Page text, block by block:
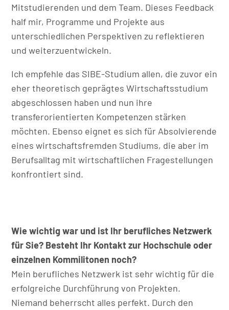
Mitstudierenden und dem Team. Dieses Feedback
half mir, Programme und Projekte aus
unterschiedlichen Perspektiven zu reflektieren
und weiterzuentwickeln.
Ich empfehle das SIBE-Studium allen, die zuvor ein
eher theoretisch geprägtes Wirtschaftsstudium
abgeschlossen haben und nun ihre
transferorientierten Kompetenzen stärken
möchten. Ebenso eignet es sich für Absolvierende
eines wirtschaftsfremden Studiums, die aber im
Berufsalltag mit wirtschaftlichen Fragestellungen
konfrontiert sind.
Wie wichtig war und ist Ihr berufliches Netzwerk
für Sie? Besteht Ihr Kontakt zur Hochschule oder
einzelnen Kommilitonen noch?
Mein berufliches Netzwerk ist sehr wichtig für die
erfolgreiche Durchführung von Projekten.
Niemand beherrscht alles perfekt. Durch den